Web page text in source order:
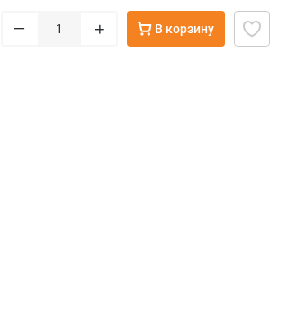
– + В корзину